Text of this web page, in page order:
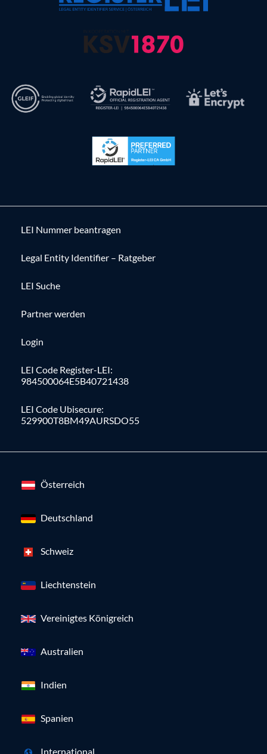
LEI Nummer beantragen
Legal Entity Identifier – Ratgeber
LEI Suche
Partner werden
Login
LEI Code Register-LEI:
984500064E5B40721438
LEI Code Ubisecure:
529900T8BM49AURSDO55
Österreich
Deutschland
Schweiz
Liechtenstein
Vereinigtes Königreich
Australien
Indien
Spanien
International